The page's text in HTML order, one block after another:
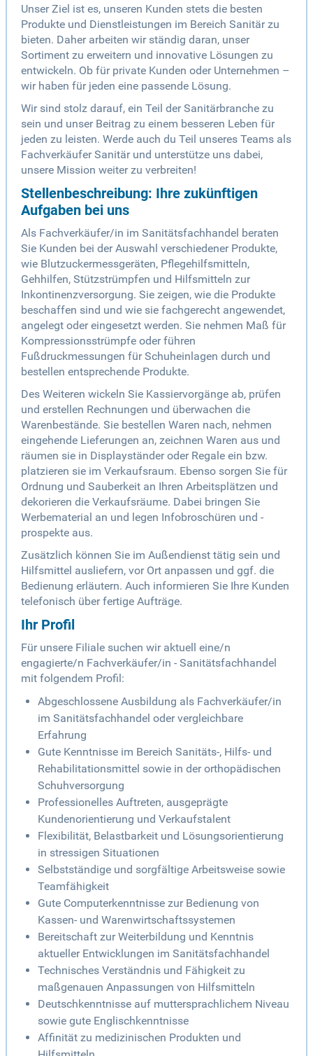
Unser Ziel ist es, unseren Kunden stets die besten
Produkte und Dienstleistungen im Bereich Sanitär zu
bieten. Daher arbeiten wir ständig daran, unser
Sortiment zu erweitern und innovative Lösungen zu
entwickeln. Ob für private Kunden oder Unternehmen –
wir haben für jeden eine passende Lösung.
Wir sind stolz darauf, ein Teil der Sanitärbranche zu
sein und unser Beitrag zu einem besseren Leben für
jeden zu leisten. Werde auch du Teil unseres Teams als
Fachverkäufer Sanitär und unterstütze uns dabei,
unsere Mission weiter zu verbreiten!
Stellenbeschreibung: Ihre zukünftigen
Aufgaben bei uns
Als Fachverkäufer/in im Sanitätsfachhandel beraten
Sie Kunden bei der Auswahl verschiedener Produkte,
wie Blutzuckermessgeräten, Pflegehilfsmitteln,
Gehhilfen, Stützstrümpfen und Hilfsmitteln zur
Inkontinenzversorgung. Sie zeigen, wie die Produkte
beschaffen sind und wie sie fachgerecht angewendet,
angelegt oder eingesetzt werden. Sie nehmen Maß für
Kompressionsstrümpfe oder führen
Fußdruckmessungen für Schuheinlagen durch und
bestellen entsprechende Produkte.
Des Weiteren wickeln Sie Kassiervorgänge ab, prüfen
und erstellen Rechnungen und überwachen die
Warenbestände. Sie bestellen Waren nach, nehmen
eingehende Lieferungen an, zeichnen Waren aus und
räumen sie in Displayständer oder Regale ein bzw.
platzieren sie im Verkaufsraum. Ebenso sorgen Sie für
Ordnung und Sauberkeit an Ihren Arbeitsplätzen und
dekorieren die Verkaufsräume. Dabei bringen Sie
Werbematerial an und legen Infobroschüren und -
prospekte aus.
Zusätzlich können Sie im Außendienst tätig sein und
Hilfsmittel ausliefern, vor Ort anpassen und ggf. die
Bedienung erläutern. Auch informieren Sie Ihre Kunden
telefonisch über fertige Aufträge.
Ihr Profil
Für unsere Filiale suchen wir aktuell eine/n
engagierte/n Fachverkäufer/in - Sanitätsfachhandel
mit folgendem Profil:
Abgeschlossene Ausbildung als Fachverkäufer/in
im Sanitätsfachhandel oder vergleichbare
Erfahrung
Gute Kenntnisse im Bereich Sanitäts-, Hilfs- und
Rehabilitationsmittel sowie in der orthopädischen
Schuhversorgung
Professionelles Auftreten, ausgeprägte
Kundenorientierung und Verkaufstalent
Flexibilität, Belastbarkeit und Lösungsorientierung
in stressigen Situationen
Selbstständige und sorgfältige Arbeitsweise sowie
Teamfähigkeit
Gute Computerkenntnisse zur Bedienung von
Kassen- und Warenwirtschaftssystemen
Bereitschaft zur Weiterbildung und Kenntnis
aktueller Entwicklungen im Sanitätsfachhandel
Technisches Verständnis und Fähigkeit zu
maßgenauen Anpassungen von Hilfsmitteln
Deutschkenntnisse auf muttersprachlichem Niveau
sowie gute Englischkenntnisse
Affinität zu medizinischen Produkten und